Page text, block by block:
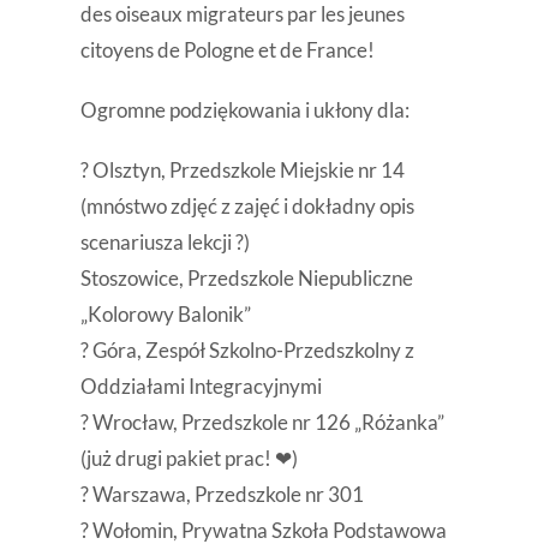
des oiseaux migrateurs par les jeunes
citoyens de Pologne et de France!
Ogromne podziękowania i ukłony dla:
? Olsztyn, Przedszkole Miejskie nr 14
(mnóstwo zdjęć z zajęć i dokładny opis
scenariusza lekcji ?)
Stoszowice, Przedszkole Niepubliczne
„Kolorowy Balonik”
? Góra, Zespół Szkolno-Przedszkolny z
Oddziałami Integracyjnymi
? Wrocław, Przedszkole nr 126 „Różanka”
(już drugi pakiet prac! ❤)
? Warszawa, Przedszkole nr 301
? Wołomin, Prywatna Szkoła Podstawowa